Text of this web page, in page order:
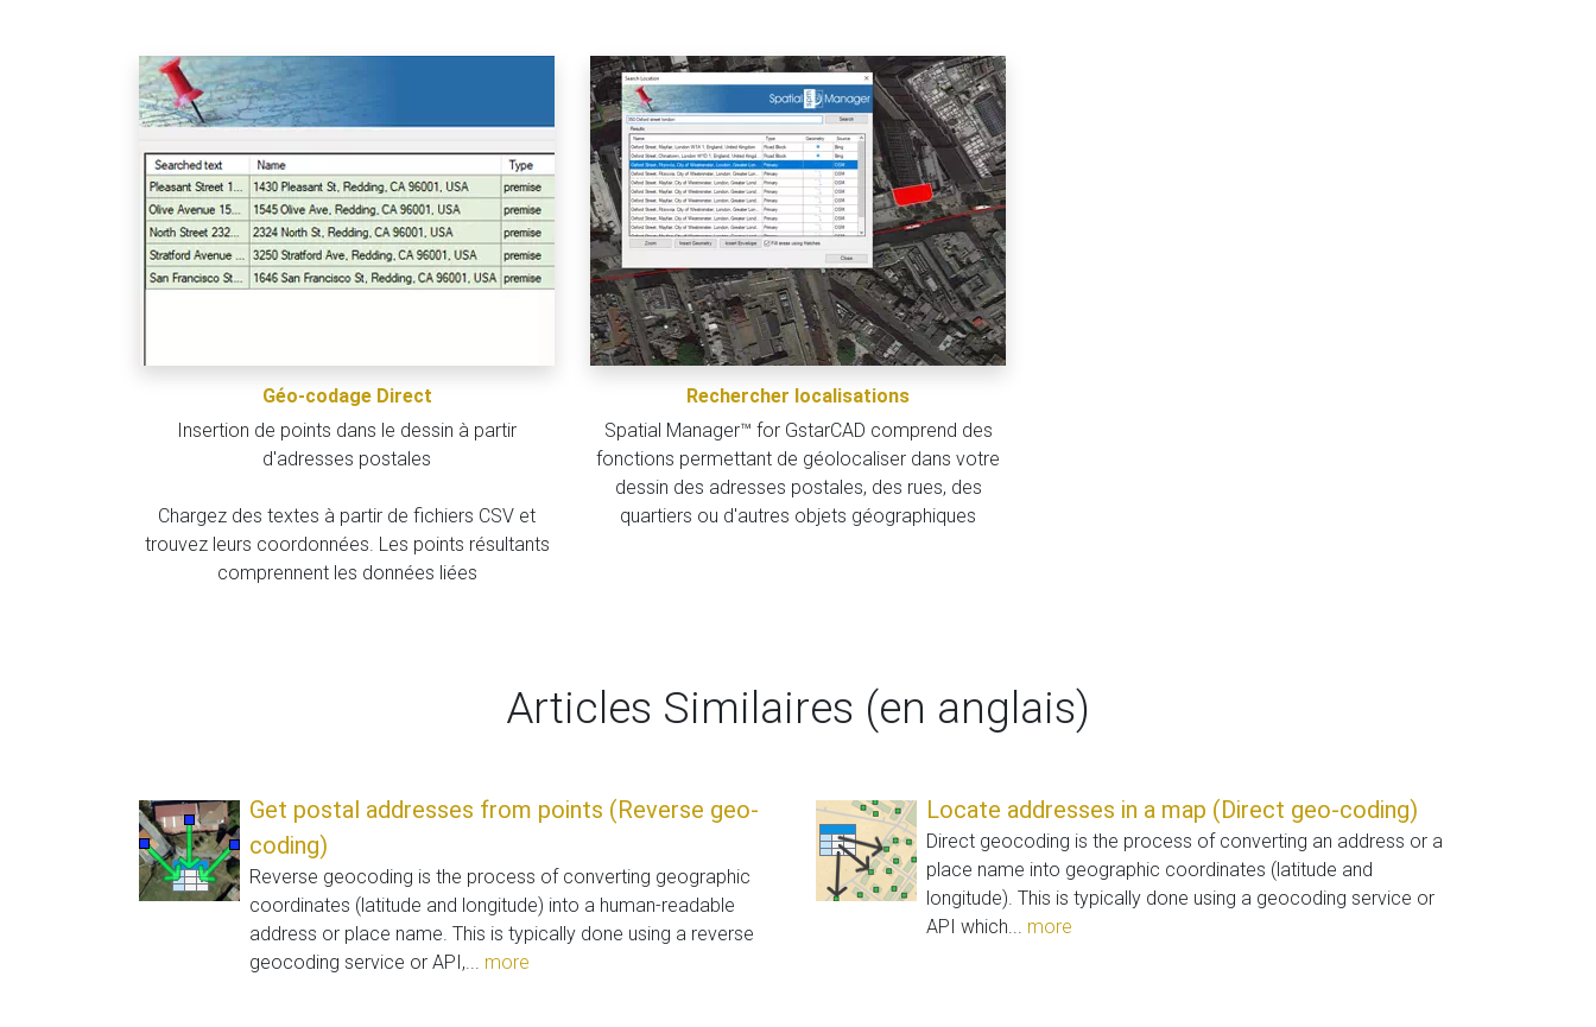
Géo-codage Direct
Insertion de points dans le dessin à partir
d'adresses postales
Chargez des textes à partir de fichiers CSV et
trouvez leurs coordonnées. Les points résultants
comprennent les données liées
Rechercher localisations
Spatial Manager™ for GstarCAD comprend des
fonctions permettant de géolocaliser dans votre
dessin des adresses postales, des rues, des
quartiers ou d'autres objets géographiques
Articles Similaires (en anglais)
Get postal addresses from points (Reverse geo-
coding)
Reverse geocoding is the process of converting geographic
coordinates (latitude and longitude) into a human-readable
address or place name. This is typically done using a reverse
geocoding service or API,... more
Locate addresses in a map (Direct geo-coding)
Direct geocoding is the process of converting an address or a
place name into geographic coordinates (latitude and
longitude). This is typically done using a geocoding service or
API which... more